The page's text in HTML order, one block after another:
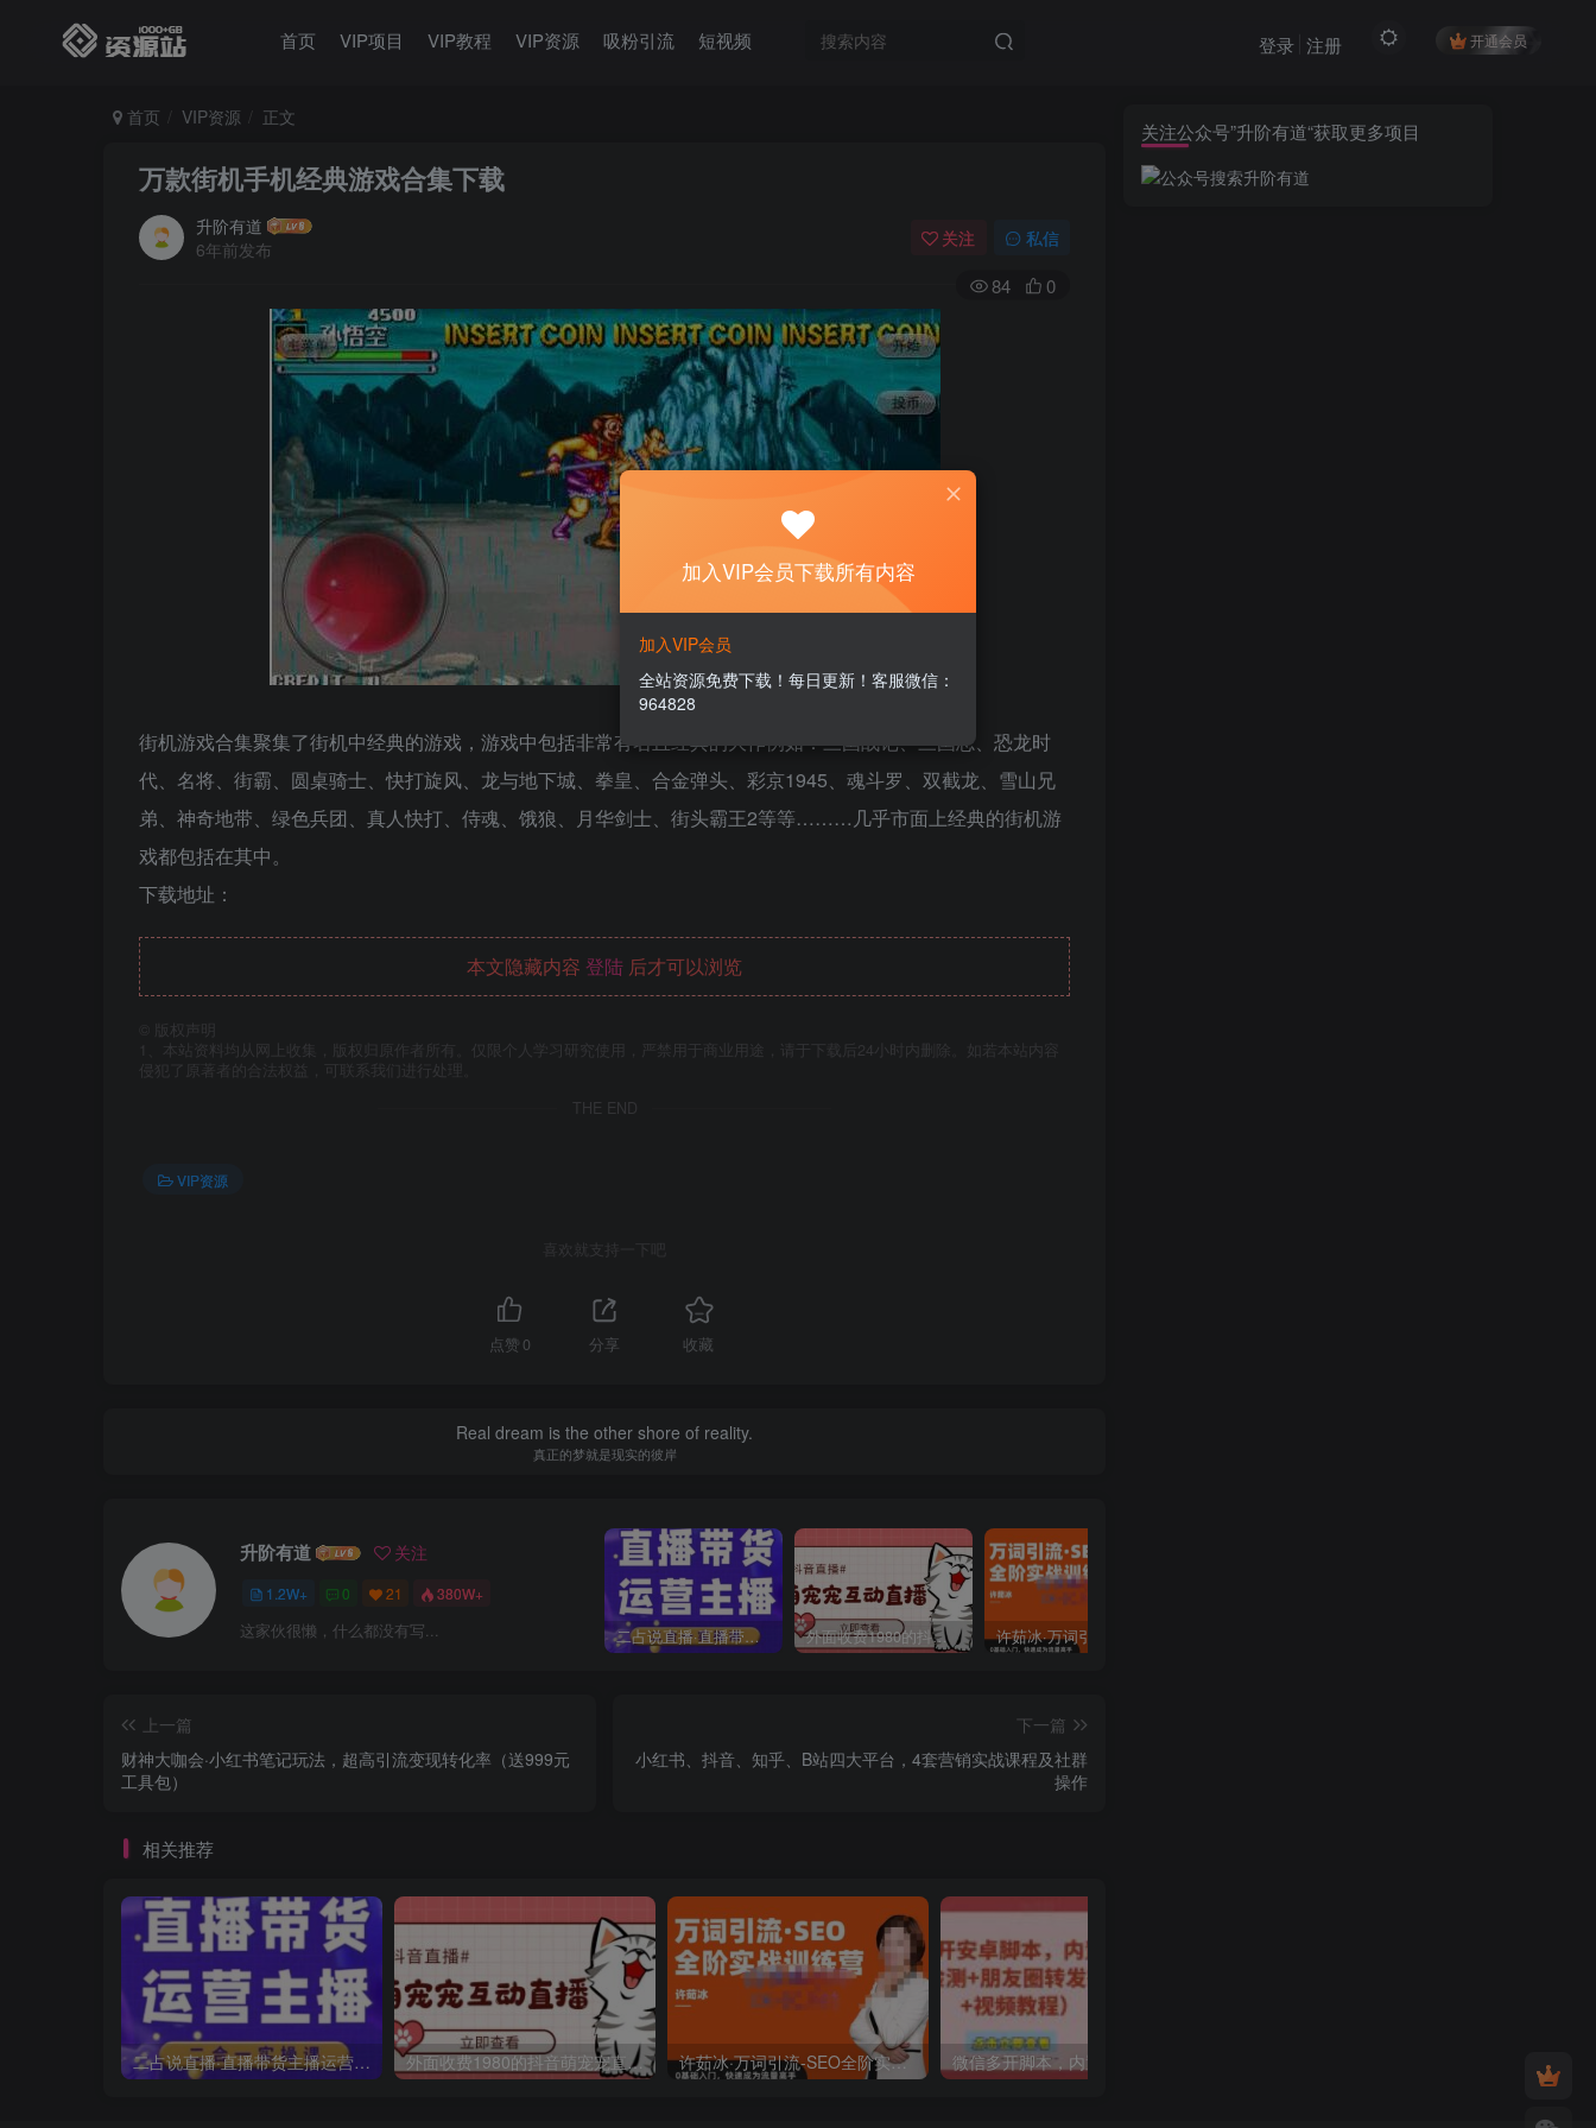
首页 VIP项目 VIP教程 VIP资源 吸粉引流 短视频 开通会员
登录 注册
首页 VIP资源 正文
万款街机手机经典游戏合集下载
升阶有道
6年前发布
关注 私信
84 0
街机游戏合集聚集了街机中经典的游戏，游戏中包括非常有名且经典的大作例如：三国战记、三国志、恐龙时
代、名将、街霸、圆桌骑士、快打旋风、龙与地下城、拳皇、合金弹头、彩京1945、魂斗罗、双截龙、雪山兄
弟、神奇地带、绿色兵团、真人快打、侍魂、饿狼、月华剑士、街头霸王2等等………几乎市面上经典的街机游
戏都包括在其中。
下载地址：
本文隐藏内容 登陆 后才可以浏览
版权声明
1、本站资料均从网上收集，版权归原作者所有。仅限个人学习研究使用，严禁用于商业用途，请于下载后24小时内删除。如若本站内容
侵犯了原著者的合法权益，可联系我们进行处理。
THE END
VIP资源
喜欢就支持一下吧
点赞 0 分享 收藏
Real dream is the other shore of reality.
真正的梦就是现实的彼岸
升阶有道 关注
1.2W+ 0 21 380W+
这家伙很懒，什么都没有写... 二占说直播·直播带货主播运营课程，主播运营二合一实操课 外面收费1980的抖音萌宠宠直播项目，可虚拟人直播，抖音报白，实时互动直播【软件+详细教程】
上一篇
财神大咖会·小红书笔‌记玩‌法，超高引流变现转‌化率（送999元
工具包）
下一篇
小红书、抖音、知乎、B站四大平台，4套营销实战课程及社群
操作
相关推荐
二占说直播·直播带货主播运营课程，主播运营二合一实操课 外面收费1980的抖音萌宠宠直播项目，可虚拟人直播，抖音报白，实时互动直播【软件+详细教程】 许茹冰·万词引流-SEO全阶实战训练营，0基础入门，快速成为流量高手
关注公众号”升阶有道“获取更多项目
加入VIP会员下载所有内容
加入VIP会员
全站资源免费下载！每日更新！客服微信：
964828